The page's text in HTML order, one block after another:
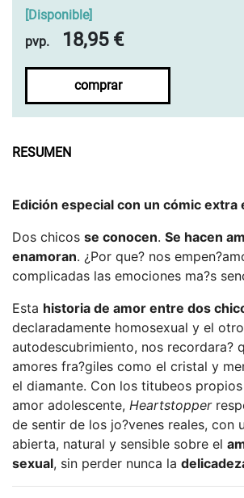
[Disponible]
pvp.
18,95 €
comprar
RESUMEN
Edición especial con un cómic extra
Dos chicos se conocen. Se hacen
enamoran. ¿Por que? nos
complicadas las emociones ma?s
Esta historia de amor entre dos
declaradamente homosexual y el
autodescubrimiento, nos recordara?
amores fra?giles como el cristal y
el diamante. Con los titubeos
amor adolescente, Heartstopper
de sentir de los jo?venes reales, con
abierta, natural y sensible sobre el
sexual, sin perder nunca la